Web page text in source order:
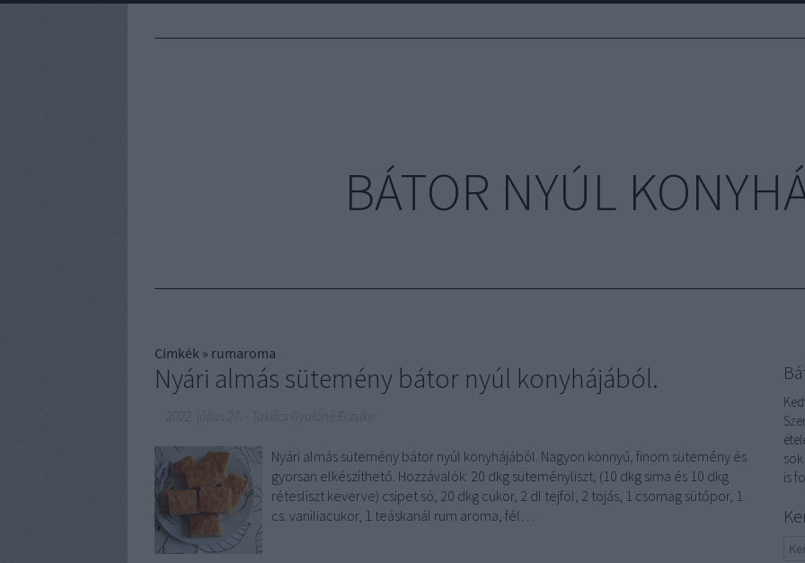
BÁTOR NYÚL
Címkék » rumaroma
Nyári almás sütemény bátor nyúl konyhájából.
Nyári almás sütemény bátor nyúl konyhájából. Nagyon könnyű, finom sütemény és
gyorsan elkészíthető. Hozzávalók: 20 dkg süteményliszt, (10 dkg sima és 10 dkg
rétesliszt keverve) csipet só, 20 dkg cukor, 2 dl tejföl, 2 tojás, 1 csomag sütőpor, 1
cs. vaniliacukor, 1 teáskanál rum aroma, fél…
is